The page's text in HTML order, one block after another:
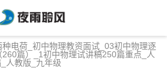
种电荷_初中物理教资面试_03初中物理逐
篇）_1初中物理试讲稿250篇重点_人
人教版_九年级